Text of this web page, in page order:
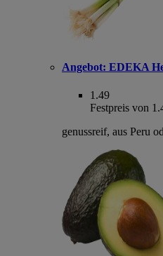
Angebot: EDEKA
1.49
Festpreis von
genussreif, aus Peru